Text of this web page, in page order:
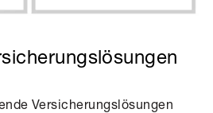
Versicherungslösungen